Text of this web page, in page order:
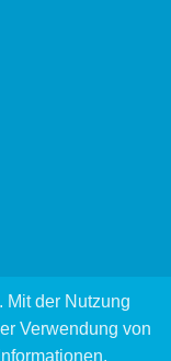
Mit der Nutzung
Verwendung von
.